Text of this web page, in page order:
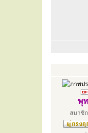
พุ
สมาชิ